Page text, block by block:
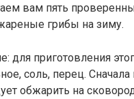
вам пять
грибы на зиму.
для приготовления
соль, перец.
обжарить на